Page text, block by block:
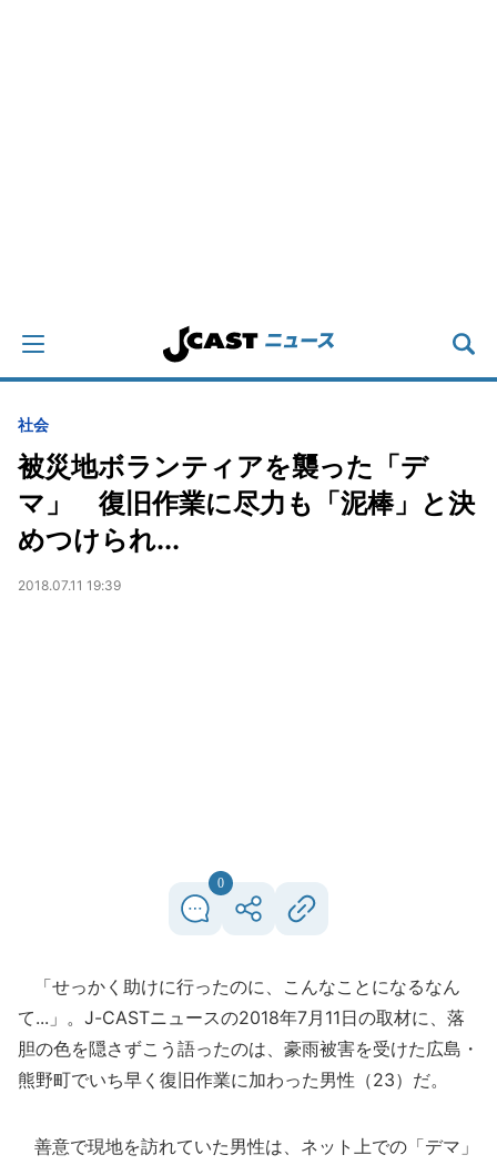
社会
被災地ボランティアを襲った「デ
マ」 復旧作業に尽力も「泥棒」と決
めつけられ...
2018.07.11 19:39
0
「せっかく助けに行ったのに、こんなことになるなん
て...」。J-CASTニュースの2018年7月11日の取材に、落
胆の色を隠さずこう語ったのは、豪雨被害を受けた広島・
熊野町でいち早く復旧作業に加わった男性（23）だ。
善意で現地を訪れていた男性は、ネット上での「デマ」